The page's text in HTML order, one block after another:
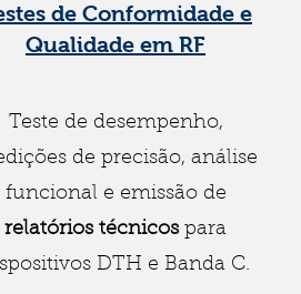
de Conformidade e
Qualidade em RF
Teste de desempenho,
de precisão, análise
funcional e emissão de
relatórios técnicospara
DTH e Banda C.